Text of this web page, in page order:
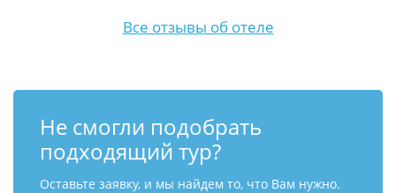
Все отзывы об отеле
Не смогли подобрать
подходящий тур?
Оставьте заявку, и мы найдем то, что Вам нужно.